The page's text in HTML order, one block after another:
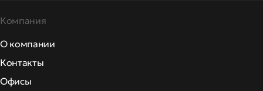
Компания
О компании
Контакты
Офисы